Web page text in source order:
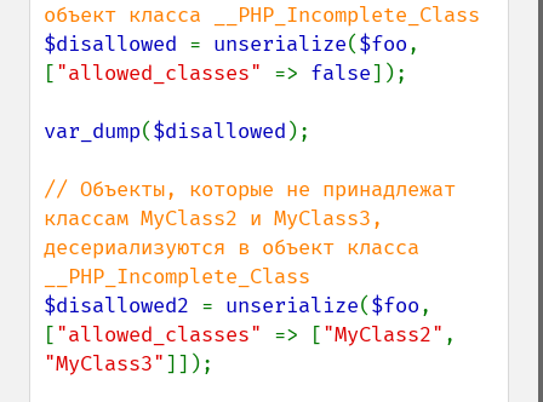
$disallowed = unserialize($foo,
["allowed_classes" => false]);
var_dump($disallowed );
// Объекты, которые не принадлежат
классам MyClass2 и MyClass3,
десериализуются в объект класса
$disallowed2 = unserialize($foo,
["allowed_classes" => ["MyClass2"
"MyClass3"]]);